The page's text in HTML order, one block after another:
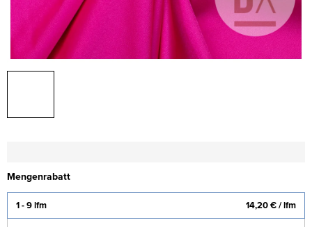
Mengenrabatt
1 - 9 lfm 14,20 €/ lfm